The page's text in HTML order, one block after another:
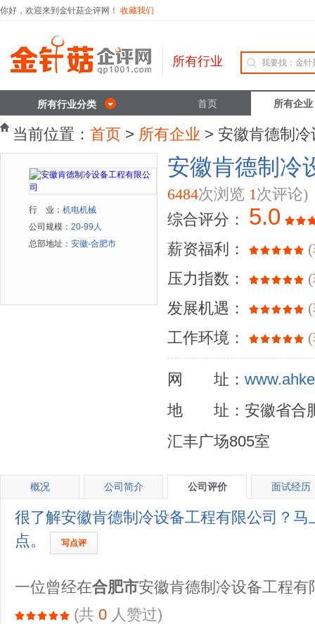
你好，欢迎来到金针菇企评网！ 收藏我们
所有行业
所有行业分类 首页 所有企业
当前位置： 首页 > 所有企业 > 安徽肯德制
行 业： 机电机械
公司规模： 20-99人
总部地址： 安徽-合肥市
安徽肯德制冷
6484次浏览 1次评论)
综合评分：
5.0
薪资福利： (
压力指数：
(
发展机遇：
(
工作环境：
(
网 址：
地 址：安徽省合肥
汇丰广场805室
概况 公司简介 公司评价 面试经历
很了解安徽肯德制冷设备工程有限公司？
点。
写点评
一位曾经在合肥市安徽肯德制冷设备工程有
(共 0 人赞过)